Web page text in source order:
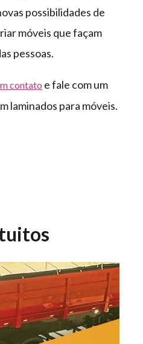
possibilidades de
móveis que façam
pessoas.
contato e fale com um
laminados para móveis.